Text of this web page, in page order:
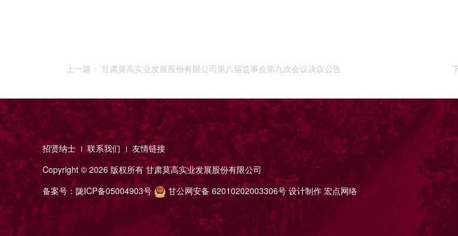
上一篇： 甘肃莫高实业发展股份有限公司第八届监事会第九次会议决议公告
招贤纳士 联系我们
友情链接
Copyright ©2026 版权所有甘肃莫高实业发展股份有限公司
备案号：陇ICP备05004903号 甘公网安备 62010202003306号设计制作宏点网络